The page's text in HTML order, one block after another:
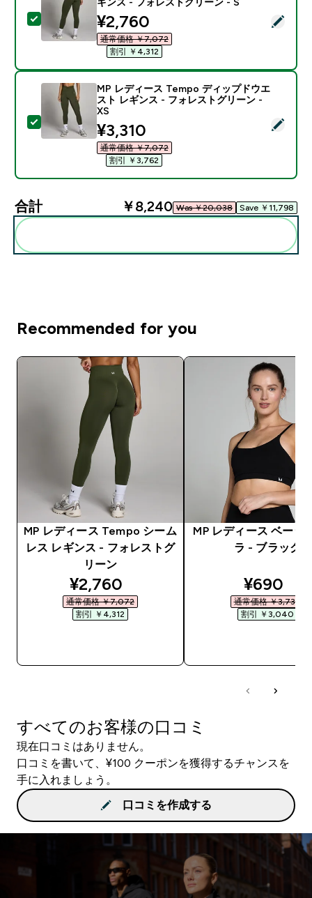
この商品を選択 - MP レディース Tempo シームレス
discounted price
¥2,760‎
通常価格 ￥7,072‎
割引 ￥4,312‎
この商品を選択 - MP レディース Tempo ディップド
MP レディース Tempo ディップドウエ
スト レギンス - フォレストグリーン -
XS
discounted price
¥3,310‎
通常価格 ￥7,072‎
割引 ￥3,762‎
合計 ￥8,240‎ Was ￥20,038‎ Save ￥11,798‎
Recommended for you
MP レディース Tempo シーム
レス レギンス - フォレストグ
リーン
discounted price
¥2,760‎
通常価格 ￥7,072‎
割引 ￥4,312‎
MP レディース ベーシ
ラ - ブラック
¥690‎
通常価格 ￥3,730‎
割引 ￥3,040‎
すべてのお客様の口コミ
現在口コミはありません。
口コミを書いて、¥100 クーポンを獲得するチャンスを
手に入れましょう。
口コミを作成する